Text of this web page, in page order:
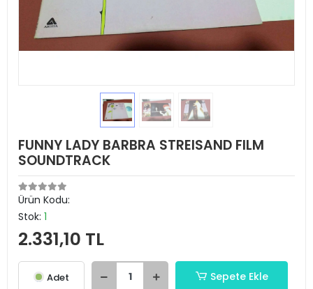
FUNNY LADY BARBRA STREISAND FILM
SOUNDTRACK
Ürün Kodu:
Stok: 1
2.331,10 TL
Adet Sepete Ekle